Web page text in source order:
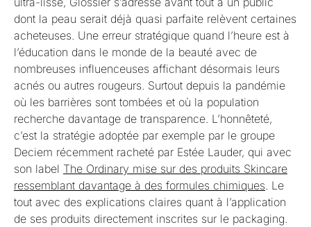
dont la peau serait déjà quasi parfaite relèvent certaines
acheteuses. Une erreur stratégique quand l’heure est à
l’éducation dans le monde de la beauté avec de
nombreuses influenceuses affichant désormais leurs
acnés ou autres rougeurs. Surtout depuis la pandémie
où les barrières sont tombées et où la population
recherche davantage de transparence. L’honnêteté,
c’est la stratégie adoptée par exemple par le groupe
Deciem récemment racheté par Estée Lauder, qui avec
son label The Ordinary mise sur des produits Skincare
ressemblant davantage à des formules chimiques . Le
tout avec des explications claires quant à l’application
de ses produits directement inscrites sur le packaging.